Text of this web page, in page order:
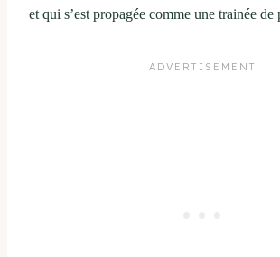
et qui s’est propagée comme une trainée de